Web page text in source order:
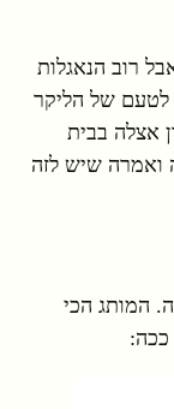
רוב הנאגלות
לטעם של הליקר
אצלה בבית
ואמרה שיש לזה
המותג הכי
ככה: